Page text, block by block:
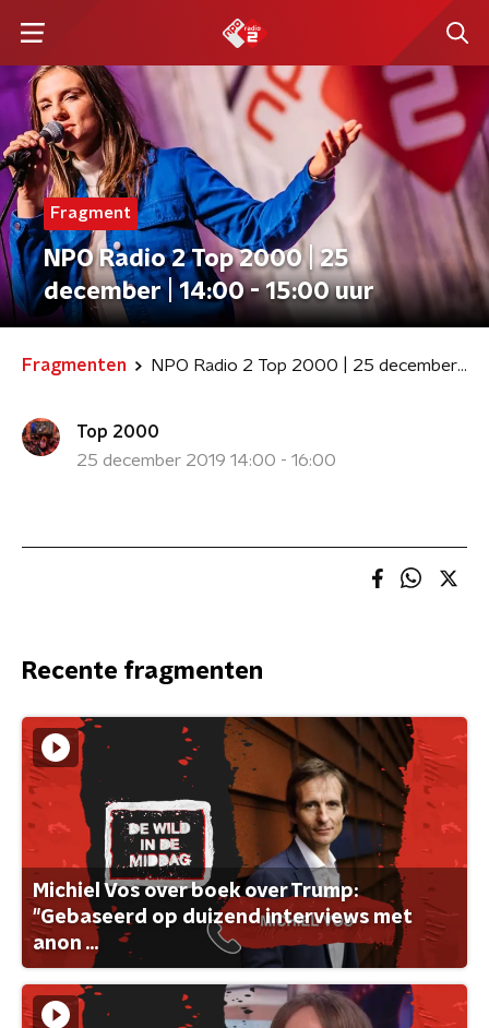
Fragment
NPO Radio 2 Top 2000 | 25
december | 14:00 - 15:00 uur
Fragmenten NPO Radio 2 Top 2000 | 25 december | 14:00 - 15:00 uur
Top 2000
25 december 2019 14:00 - 16:00
Recente fragmenten
Michiel Vos over boek over Trump:
"Gebaseerd op duizend interviews met
anon ...